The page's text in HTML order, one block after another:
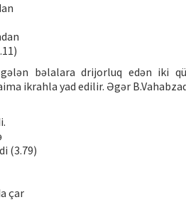
gələn bəlalara drijorluq edən iki
ikrahla yad edilir. Əgər
(3.79)
çar